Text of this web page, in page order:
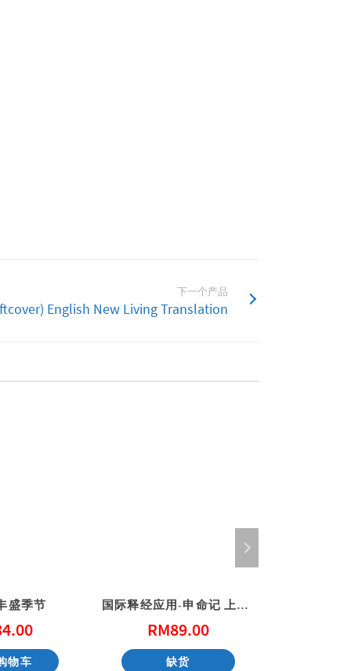
下一个产品
English New Living Translation
盛季节
物车
国际释经应用-申命记 上（简体）
RM89.00
缺货